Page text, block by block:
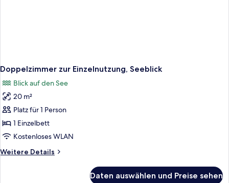
Doppelzimmer zur Einzelnutzung, Seeblick
Blick auf den See
20 m²
Platz für 1 Person
1 Einzelbett
Kostenloses WLAN
Weitere Details
Weitere
Daten auswählen und Preise sehen